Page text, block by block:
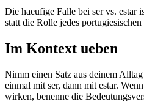
Die haeufige Falle bei ser vs. estar
statt die Rolle jedes
Im Kontext ueben
Nimm einen Satz aus deinem
einmal mit ser, dann mit estar.
wirken, benenne die